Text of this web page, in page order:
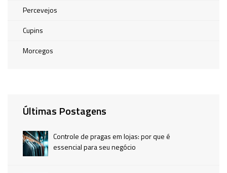
Percevejos
Cupins
Morcegos
Últimas Postagens
Controle de pragas em lojas: por que é
essencial para seu negócio